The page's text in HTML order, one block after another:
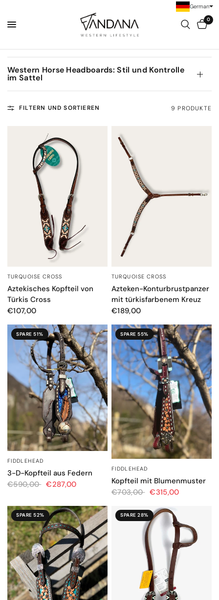
0
Western Horse Headboards: Stil und Kontrolle
im Sattel
FILTERN UND SORTIEREN 9 PRODUKTE
SCHNELLANSICHT
TURQUOISE CROSS
Aztekisches Kopfteil von
Türkis Cross
€107,00
SCHNELLANSICHT
TURQUOISE CROSS
Azteken-Konturbrustpanzer
mit türkisfarbenem Kreuz
€189,00
SPARE 51%
SCHNELLANSICHT
FIDDLEHEAD
3-D-Kopfteil aus Federn
€590,00 €287,00
SPARE 55%
SCHNELLANSICHT
FIDDLEHEAD
Kopfteil mit Blumenmuster
€703,00 €315,00
SPARE 52% SPARE 28%
German